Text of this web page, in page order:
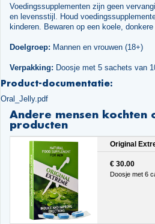
Voedingssupplementen zijn geen
en levensstijl. Houd
kinderen. Bewaren op een koele,
Doelgroep: Mannen en vrouwen (18+)
Verpakking: Doosje met 5 sachets van
Product-documentatie:
Oral_Jelly.pdf
Andere mensen kochten
producten
Original
€ 30.00
Doosje met 6